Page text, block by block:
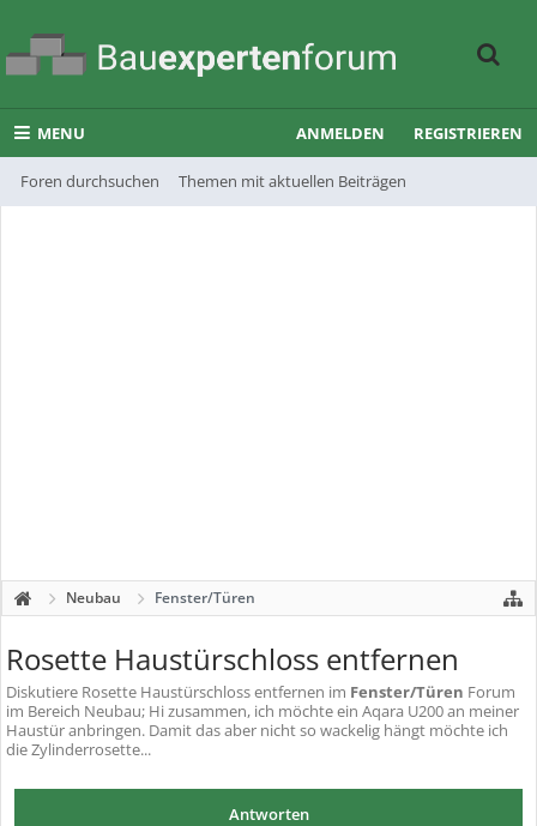
MENU
Foren durchsuchen Themen mit aktuellen Beiträgen
ANMELDEN REGISTRIEREN
Neubau Fenster/Türen
Rosette Haustürschloss entfernen
Diskutiere Rosette Haustürschloss entfernen im Fenster/Türen Forum
im Bereich Neubau; Hi zusammen, ich möchte ein Aqara U200 an meiner
Haustür anbringen. Damit das aber nicht so wackelig hängt möchte ich
die Zylinderrosette...
Antworten